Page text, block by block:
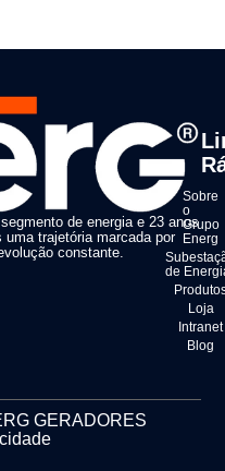
de energia e 23 anos
trajetória marcada por
constante.
Sobre
o
Grupo
Energ
de
Loja
Intranet
Blog
GERADORES